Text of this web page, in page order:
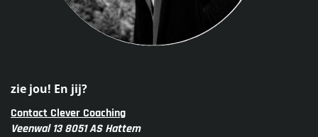
zie jou! En jij?
Contact Clever Coaching
Veenwal 13 8051 AS Hattem